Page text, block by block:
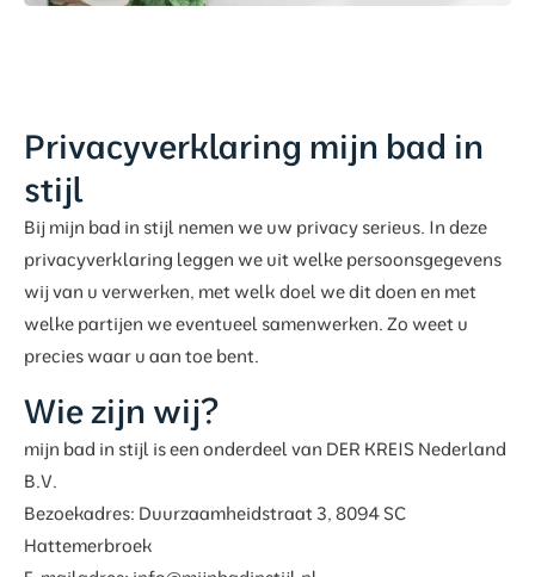
Privacyverklaring mijn bad in
stijl
Bij mijn bad in stijl nemen we uw privacy serieus. In deze
privacyverklaring leggen we uit welke persoonsgegevens
wij van u verwerken, met welk doel we dit doen en met
welke partijen we eventueel samenwerken. Zo weet u
precies waar u aan toe bent.
Wie zijn wij?
mijn bad in stijl is een onderdeel van DER KREIS Nederland
B.V.
Bezoekadres: Duurzaamheidstraat 3, 8094 SC
Hattemerbroek